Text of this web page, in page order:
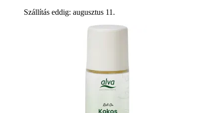
Szállítás eddig: augusztus 11.